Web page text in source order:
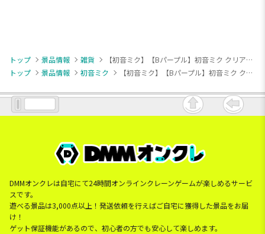
トップ 景品情報 雑貨
【初音ミク】【Bパープル】初音ミク クリアバニティポーチー雪ミク スカイタウン10th ver.ー
トップ
景品情報 初音ミク 【初音ミク】【Bパープル】初音ミク クリアバニティポーチー雪ミク スカイタウン10th ver.ー
DMMオンクレは自宅にて24時間オンラインクレーンゲームが楽しめるサービ
スです。
遊べる景品は3,000点以上！発送依頼を行えばご自宅に獲得した景品をお届
け！
ゲット保証機能があるので、初心者の方でも安心して楽しめます。